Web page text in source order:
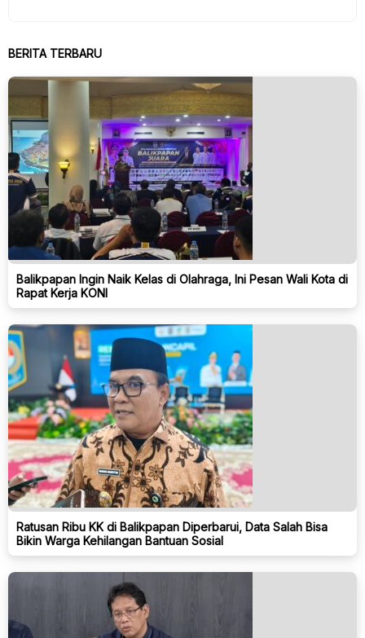
BERITA TERBARU
Balikpapan Ingin Naik Kelas di Olahraga, Ini Pesan Wali Kota di
Rapat Kerja KONI
Ratusan Ribu KK di Balikpapan Diperbarui, Data Salah Bisa
Bikin Warga Kehilangan Bantuan Sosial